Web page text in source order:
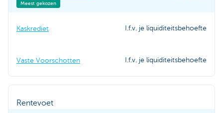
Meest gekozen
Kaskrediet I.f.v. je liquiditeitsbehoefte
Vaste Voorschotten I.f.v. je liquiditeitsbehoefte
Rentevoet